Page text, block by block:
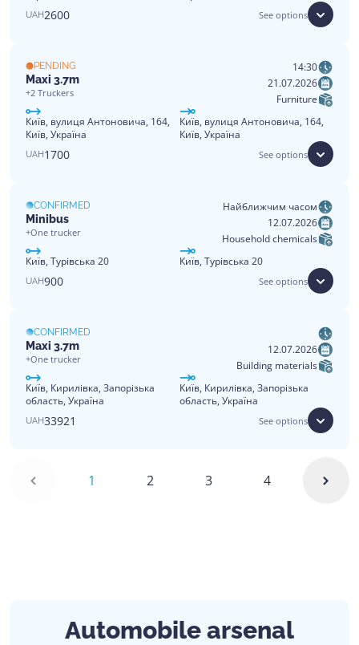
UAH2600 See options
PENDING
Maxi 3.7m
+2 Truckers
14:30
21.07.2026
Furniture
Київ, вулиця Антоновича, 164,
Київ, Україна
Київ, вулиця Антоновича, 164,
Київ, Україна
UAH1700 See options
CONFIRMED
Minibus
+One trucker
Найближчим часом
12.07.2026
Household chemicals
Київ, Турівська 20
Київ, Турівська 20
UAH900 See options
CONFIRMED
Maxi 3.7m
+One trucker
12.07.2026
Building materials
Київ, Кирилівка, Запорізька
область, Україна
Київ, Кирилівка, Запорізька
область, Україна
UAH33921 See options
1 2 3 4
Automobile arsenal